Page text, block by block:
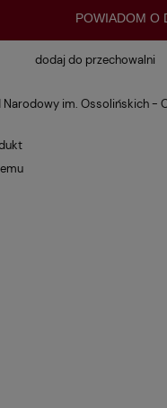
POWIADOM O
dodaj do przechowalni
Narodowy im. Ossolińskich -